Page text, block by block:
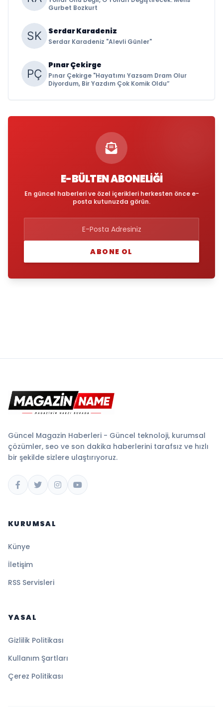
Gurbet Bozkurt
Serdar Karadeniz
Serdar Karadeniz "Alevli Günler"
Pınar Çekirge
Pınar Çekirge "Hayatımı Yazsam Dram Olur
Diyordum, Bir Yazdım Çok Komik Oldu”
E-BÜLTEN ABONELIĞI
En güncel haberleri ve özel içerikleri herkesten önce e-
posta kutunuzda görün.
ABONE OL
Güncel Magazin Haberleri - Güncel teknoloji, kurumsal
çözümler, seo ve son dakika haberlerini tarafsız ve hızlı
bir şekilde sizlere ulaştırıyoruz.
KURUMSAL
Künye
İletişim
RSS Servisleri
YASAL
Gizlilik Politikası
Kullanım Şartları
Çerez Politikası